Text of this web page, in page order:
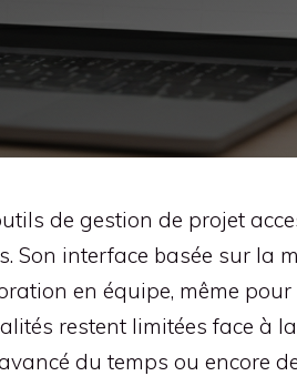
de gestion de projet
interface basée sur la
en équipe, même
restent limitées face à
du temps ou encore